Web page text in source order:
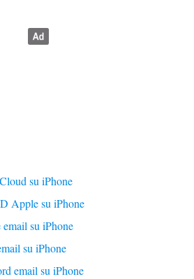
su iPhone
Apple su iPhone
su iPhone
su iPhone
email su iPhone